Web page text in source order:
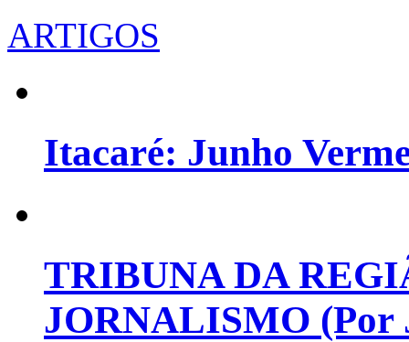
ARTIGOS
Itacaré: Junho
TRIBUNA DA
JORNALISMO (Por